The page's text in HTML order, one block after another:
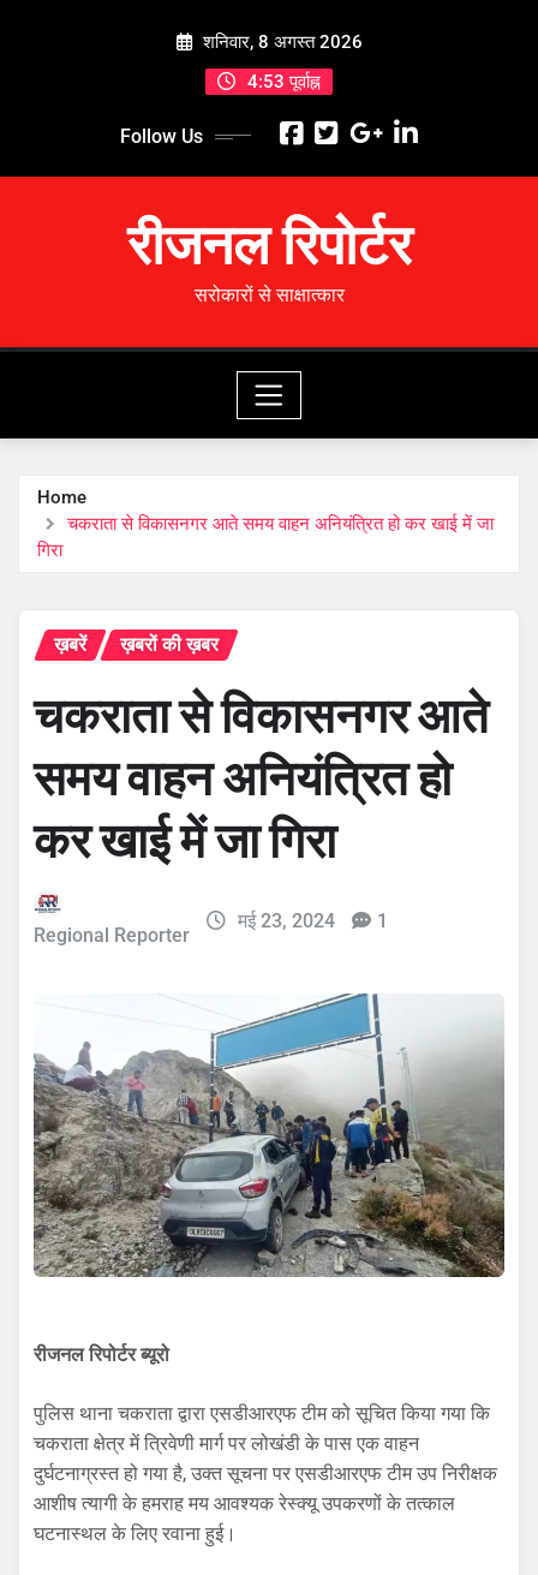
शनिवार, 8 अगस्त 2026
4:53 पूर्वाह्न
Follow Us
रीजनल रिपोर्टर
सरोकारों से साक्षात्कार
Home
चकराता से विकासनगर आते समय वाहन अनियंत्रित हो कर खाई में जा
गिरा
ख़बरें ख़बरों की ख़बर
चकराता से विकासनगर आते
समय वाहन अनियंत्रित हो
कर खाई में जा गिरा
Regional Reporter
मई 23, 2024 1
रीजनल रिपोर्टर ब्यूरो
पुलिस थाना चकराता द्वारा एसडीआरएफ टीम को सूचित किया गया कि
चकराता क्षेत्र में त्रिवेणी मार्ग पर लोखंडी के पास एक वाहन
दुर्घटनाग्रस्त हो गया है, उक्त सूचना पर एसडीआरएफ टीम उप निरीक्षक
आशीष त्यागी के हमराह मय आवश्यक रेस्क्यू उपकरणों के तत्काल
घटनास्थल के लिए रवाना हुई।